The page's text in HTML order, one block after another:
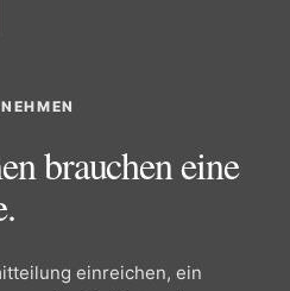
brauchen eine
einreichen, ein